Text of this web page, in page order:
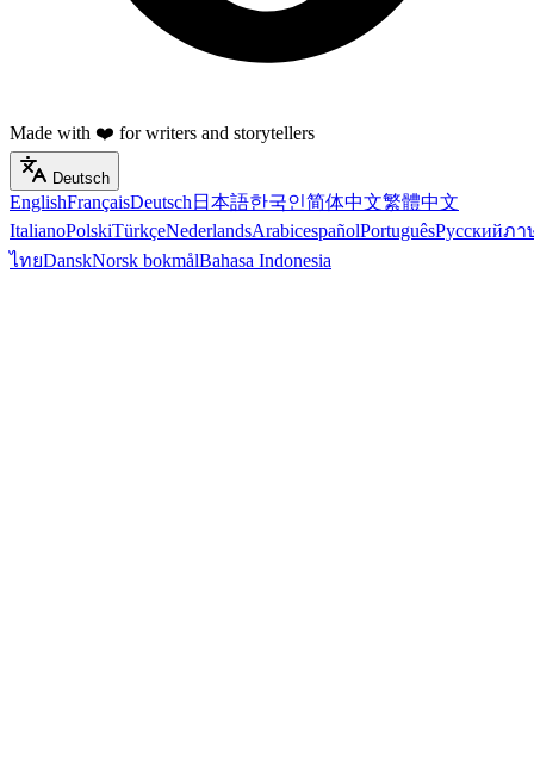
Made with ❤️ for writers and storytellers
Deutsch
EnglishFrançaisDeutsch 日本語한국인简体中文繁體中文
ItalianoPolskiTürkçeNederlandsArabicespañolPortuguêsРусскийภา
ไทยDanskNorsk bokmålBahasa Indonesia